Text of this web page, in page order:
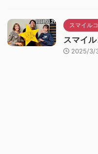
スマイル
スマイ
2025/3/